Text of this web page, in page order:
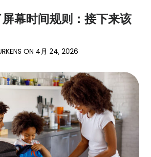
幕时间规则：接下来该
ON 4月 24, 2026